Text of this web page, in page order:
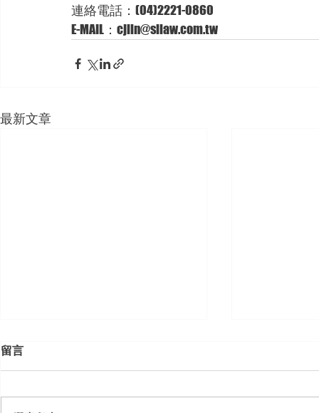
連絡電話：(04)2221-0860
E-MAIL：cjlin@sllaw.com.tw
最新文章
留言